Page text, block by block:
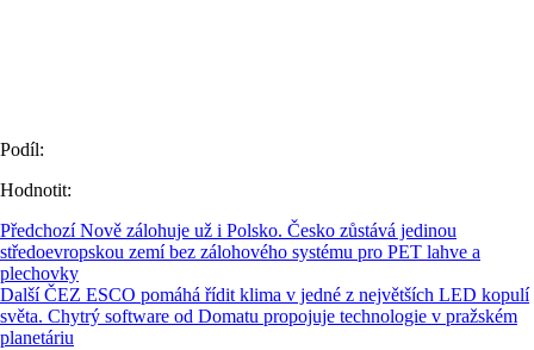
Podíl:
Hodnotit:
Předchozí Nově zálohuje už i Polsko. Česko zůstává jedinou
středoevropskou zemí bez zálohového systému pro PET lahve a
plechovky
Další ČEZ ESCO pomáhá řídit klima v jedné z největších LED kopulí
světa. Chytrý software od Domatu propojuje technologie v pražském
planetáriu